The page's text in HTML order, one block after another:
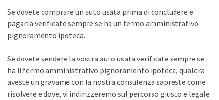
Se dovete comprare un auto usata prima di concludere e
pagarla verificate sempre se ha un fermo amministrativo
pignoramento ipoteca.
Se dovete vendere la vostra auto usata verificate sempre se
ha il fermo amministrativo pignoramento ipoteca, qualora
aveste un gravame con la nostra consulenza sapreste come
risolvere e dove, vi indirizzeremo sul percorso giusto e legale